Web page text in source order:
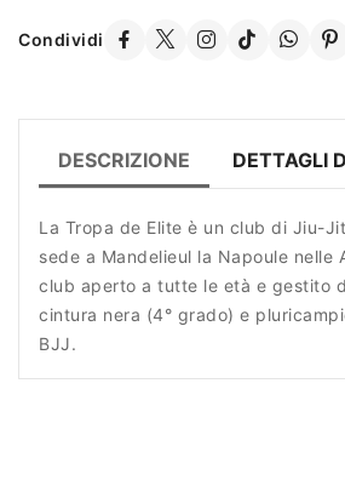
Condividi
DESCRIZIONE DETTAGLI
La Tropa de Elite è un club di Jiu-
sede a Mandelieul la Napoule nelle
club aperto a tutte le età e gestito
cintura nera (4° grado) e
BJJ.